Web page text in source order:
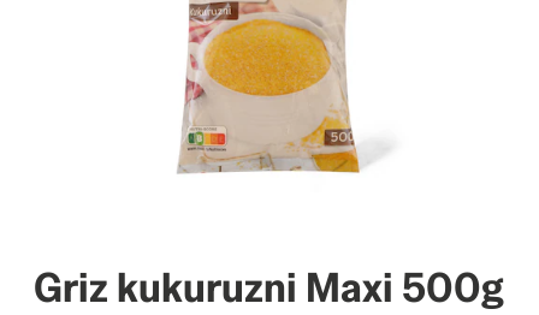
Griz kukuruzni Maxi 500g